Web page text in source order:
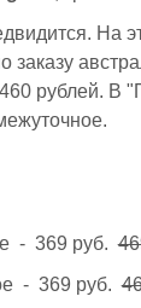
На
заказу
рублей. В
- 369 руб.
- 369 руб.